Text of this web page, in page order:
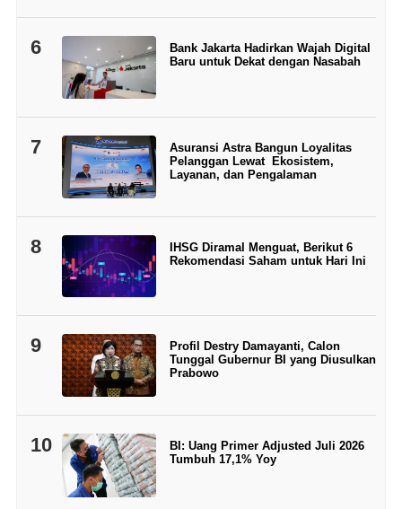
6
Bank Jakarta Hadirkan Wajah Digital
Baru untuk Dekat dengan Nasabah
7
Asuransi Astra Bangun Loyalitas
Pelanggan Lewat Ekosistem,
Layanan, dan Pengalaman
8
IHSG Diramal Menguat, Berikut 6
Rekomendasi Saham untuk Hari Ini
9
Profil Destry Damayanti, Calon
Tunggal Gubernur BI yang Diusulkan
Prabowo
10
BI: Uang Primer Adjusted Juli 2026
Tumbuh 17,1% Yoy